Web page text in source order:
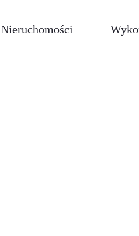
Nieruchomości